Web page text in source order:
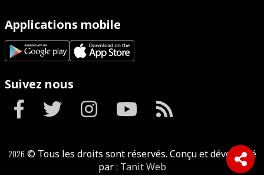
Applications mobile
Suivez nous
2026 © Tous les droits sont réservés. Conçu et développé
par : Tanit Web